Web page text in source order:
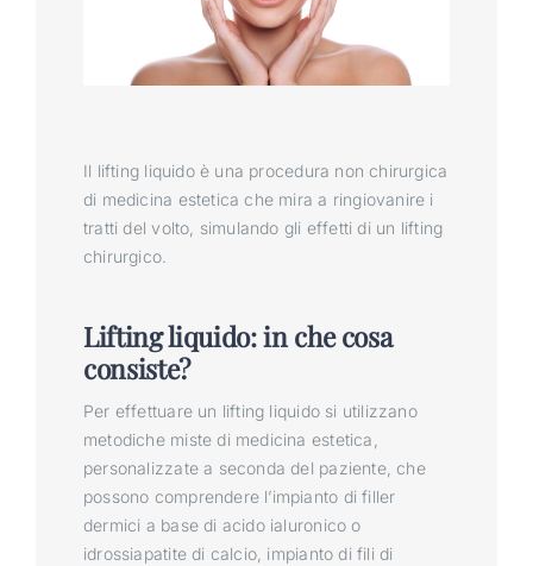
Il lifting liquido è una procedura non chirurgica
di medicina estetica che mira a ringiovanire i
tratti del volto, simulando gli effetti di un lifting
chirurgico.
Lifting liquido: in che cosa
consiste?
Per effettuare un lifting liquido si utilizzano
metodiche miste di medicina estetica,
personalizzate a seconda del paziente, che
possono comprendere l’impianto di filler
dermici a base di acido ialuronico o
idrossiapatite di calcio, impianto di fili di